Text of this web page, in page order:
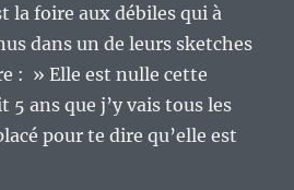
la foire aux débiles qui à
dans un de leurs sketches
: » Elle est nulle cette
5 ans que j’y vais tous les
pour te dire qu’elle est